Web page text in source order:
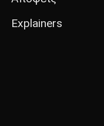
Explainers